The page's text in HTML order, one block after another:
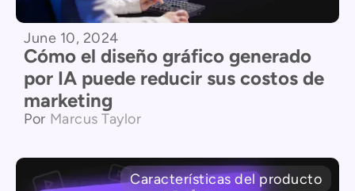
June 10, 2024
Cómo el diseño gráfico generado
por IA puede reducir sus costos de
marketing
Por Marcus Taylor
Características del producto